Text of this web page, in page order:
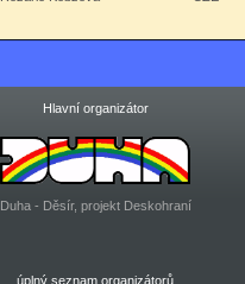
Hlavní organizátor
Duha - Děsír, projekt Deskohraní
úplný seznam organizátorů